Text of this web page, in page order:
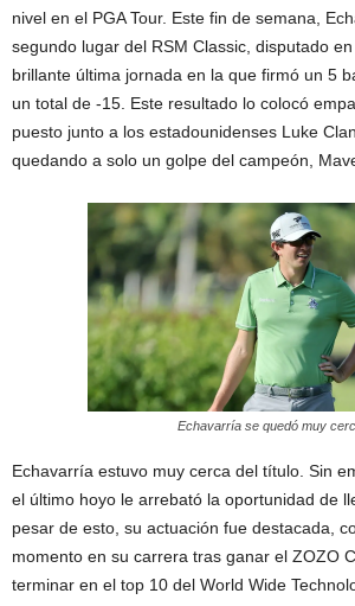
nivel en el PGA Tour. Este fin de semana,
segundo lugar del RSM Classic, disputado
brillante última jornada en la que firmó un 5
un total de -15. Este resultado lo colocó
puesto junto a los estadounidenses Luke
quedando a solo un golpe del campeón,
Echavarría se quedó muy
Echavarría estuvo muy cerca del título. Sin
el último hoyo le arrebató la oportunidad de
pesar de esto, su actuación fue destacada,
momento en su carrera tras ganar el ZOZO
terminar en el top 10 del World Wide